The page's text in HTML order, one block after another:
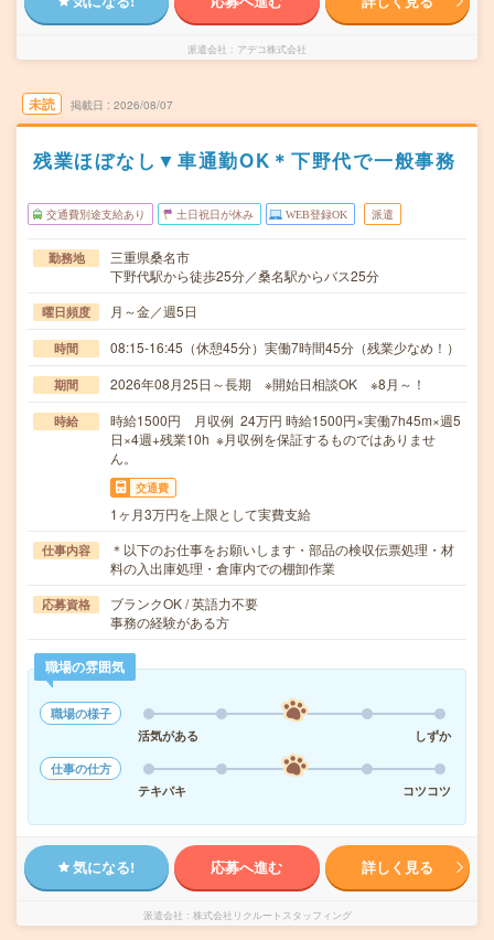
派遣会社 アデコ株式会社
未読 掲載日 2026/08/07
残業ほぼなし▼車通勤OK＊下野代で一般事務
交通費別途支給あり 土日祝日が休み WEB登録OK 派遣
勤務地
三重県桑名市
下野代駅から徒歩25分／桑名駅からバス25分
曜日頻度 月～金／週5日
時間 08:15-16:45（休憩45分）実働7時間45分（残業少なめ！）
期間 2026年08月25日～長期 ※開始日相談OK ※8月～！
時給
時給1500円 月収例 24万円 時給1500円×実働7h45m×週5
日×4週+残業10h ※月収例を保証するものではありませ
ん。
交通費
1ヶ月3万円を上限として実費支給
仕事内容
＊以下のお仕事をお願いします・部品の検収伝票処理・材
料の入出庫処理・倉庫内での棚卸作業
応募資格
ブランクOK / 英語力不要
事務の経験がある方
職場の雰囲気
職場の様子
活気がある
しずか
仕事の仕方
テキパキ
コツコツ
気になる! 応募へ進む 詳しく見る
派遣会社 株式会社リクルートスタッフィング